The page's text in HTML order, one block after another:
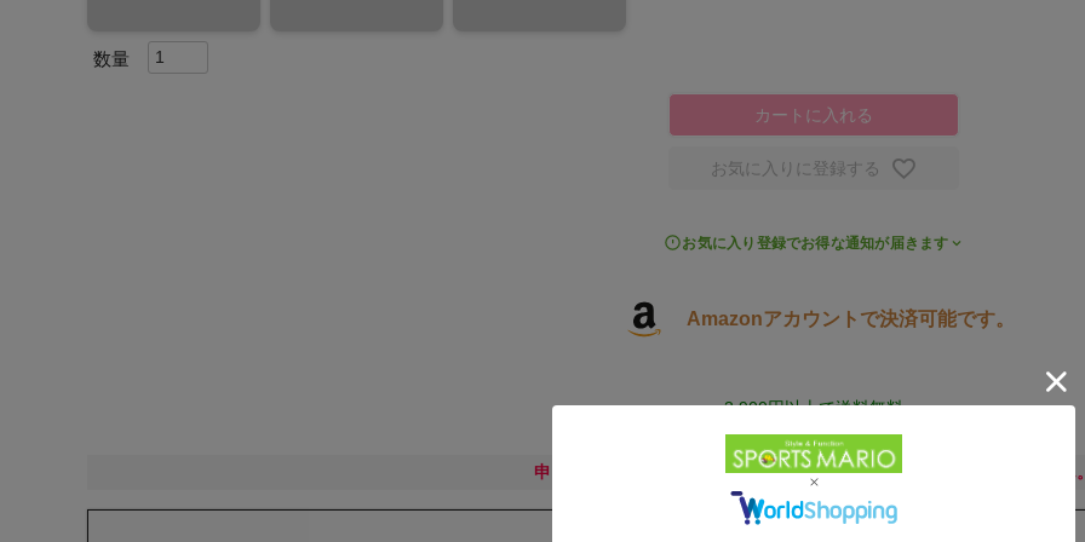
カートに入れる
お気に入りに登録する
お気に入り登録でお得な通知が届きます
Amazonアカウントで決済可能です。
3,900円以上で送料無料
申し訳ございません。ただいま公式通販サイトには在庫がございません